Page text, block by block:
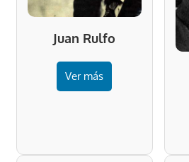
Juan Rulfo
Ver más